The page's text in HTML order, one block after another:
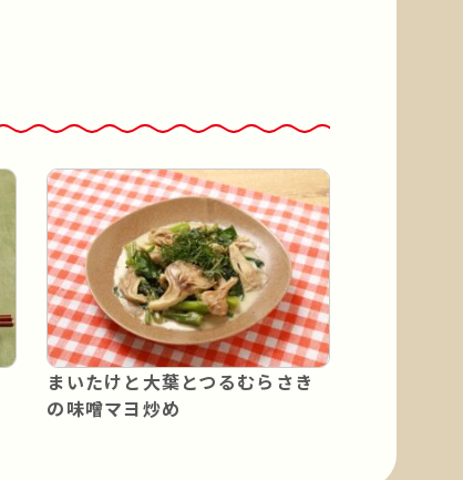
まいたけと大葉とつるむらさき
の味噌マヨ炒め